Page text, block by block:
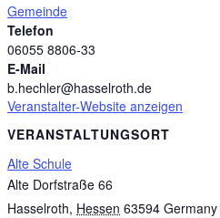
Gemeinde
Telefon
06055 8806-33
E-Mail
b.hechler@hasselroth.de
Veranstalter-Website anzeigen
VERANSTALTUNGSORT
Alte Schule
Alte Dorfstraße 66
Hasselroth, Hessen 63594 Germany